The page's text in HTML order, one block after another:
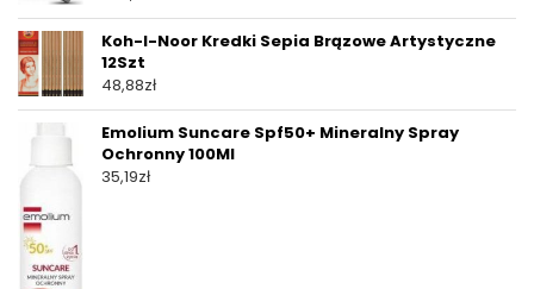
Koh-I-Noor Kredki Sepia Brązowe Artystyczne
12Szt
48,88zł
Emolium Suncare Spf50+ Mineralny Spray
Ochronny 100Ml
35,19zł